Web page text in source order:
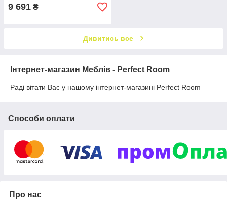
9 691 ₴
Дивитись все
Інтернет-магазин Меблів - Perfect Room
Раді вітати Вас у нашому інтернет-магазині Perfect Room
Способи оплати
Про нас